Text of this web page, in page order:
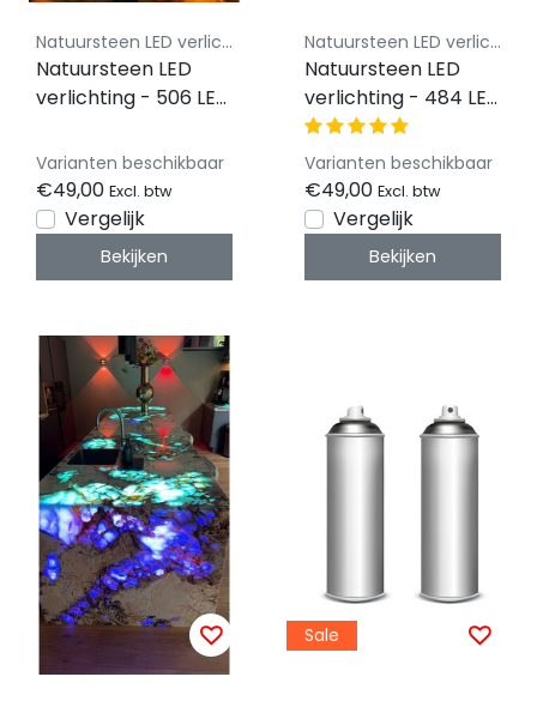
Natuursteen LED verlichting - By Luksus
Natuursteen LED
verlichting - 506 LED
Warm wit - 2700
kelvin - Dimbaar -
24 volt IP20 - 25 x
100cm - Koppelbaar
LED Sheet
Varianten beschikbaar
€49,00 Excl. btw
Vergelijk
Bekijken
Natuursteen LED verlichting - By Luksus
Natuursteen LED
verlichting - 484 LED
- 4100 LM - Dual
White - 3000 - 6500
kelvin - Dimbaar -
24 volt IP20 - 24,5 x
49cm - Koppelbaar
LED Sheet
Varianten beschikbaar
€49,00 Excl. btw
Vergelijk
Bekijken
Sale